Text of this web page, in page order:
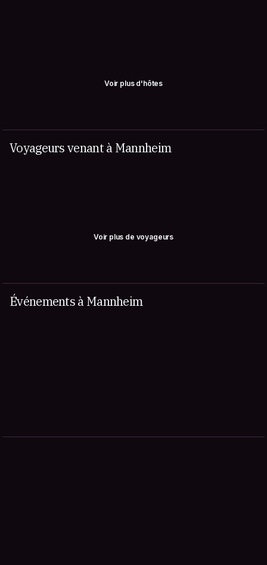
Voir plus d'hôtes
Voyageurs venant à Mannheim
Voir plus de voyageurs
Événements à Mannheim